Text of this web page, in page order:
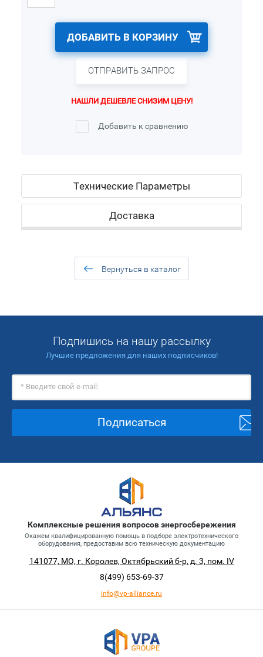
ДОБАВИТЬ В КОРЗИНУ
ОТПРАВИТЬ ЗАПРОС
НАШЛИ ДЕШЕВЛЕ СНИЗИМ ЦЕНУ!
Добавить к сравнению
Технические Параметры
Доставка
Вернуться в каталог
Подпишись на нашу рассылку
Лучшие предложения для наших подписчиков!
Подписаться
Комплексные решения вопросов энергосбережения
Окажем квалифицированную помощь в подборе электротехнического
оборудования, предоставим всю техническую документацию
141077, МО, г. Королев, Октябрьский б-р, д. 3, пом. IV
8(499) 653-69-37
info@vp-alliance.ru